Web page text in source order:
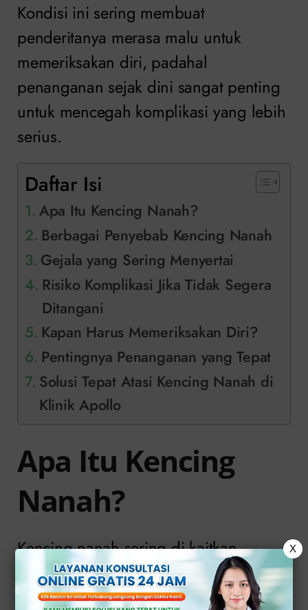
Kondisi ini sering membuat
penderitanya merasa malu untuk
memeriksakan diri, padahal
penanganan sejak dini sangat penting
untuk mencegah komplikasi yang lebih
serius.
Daftar Isi
Apa Itu Kencing Nanah?
Berbagai Penyebab Kencing Nanah
Gejala yang Sering Menyertai
Risiko Komplikasi Jika Tidak Segera
Ditangani
Kapan Harus Memeriksakan Diri?
Pentingnya Penanganan yang Tepat
Solusi Tepat Atasi Kencing Nanah di
Klinik Apollo
Apa Itu Kencing
Nanah?
Kencing nanah sering di kaitkan
dengan infeksi pada saluran reproduksi
atau saluran kemih.
X